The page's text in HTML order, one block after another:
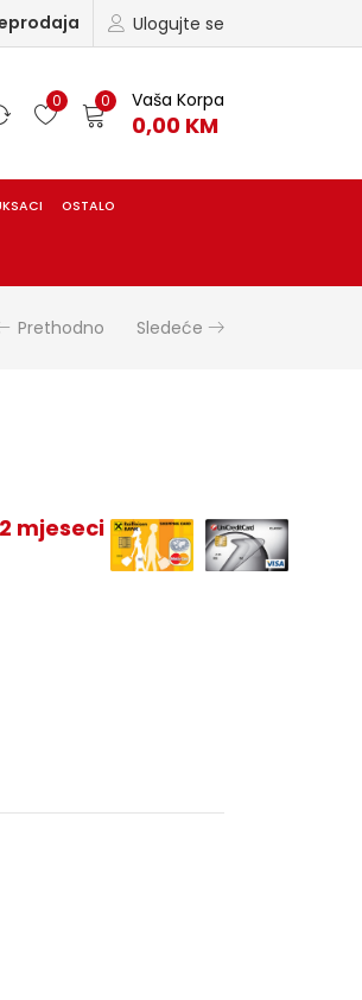
Ulogujte se
0 0 Vaša Korpa
0,00 KM
OSTALO
Prethodno Sledeće
mjeseci